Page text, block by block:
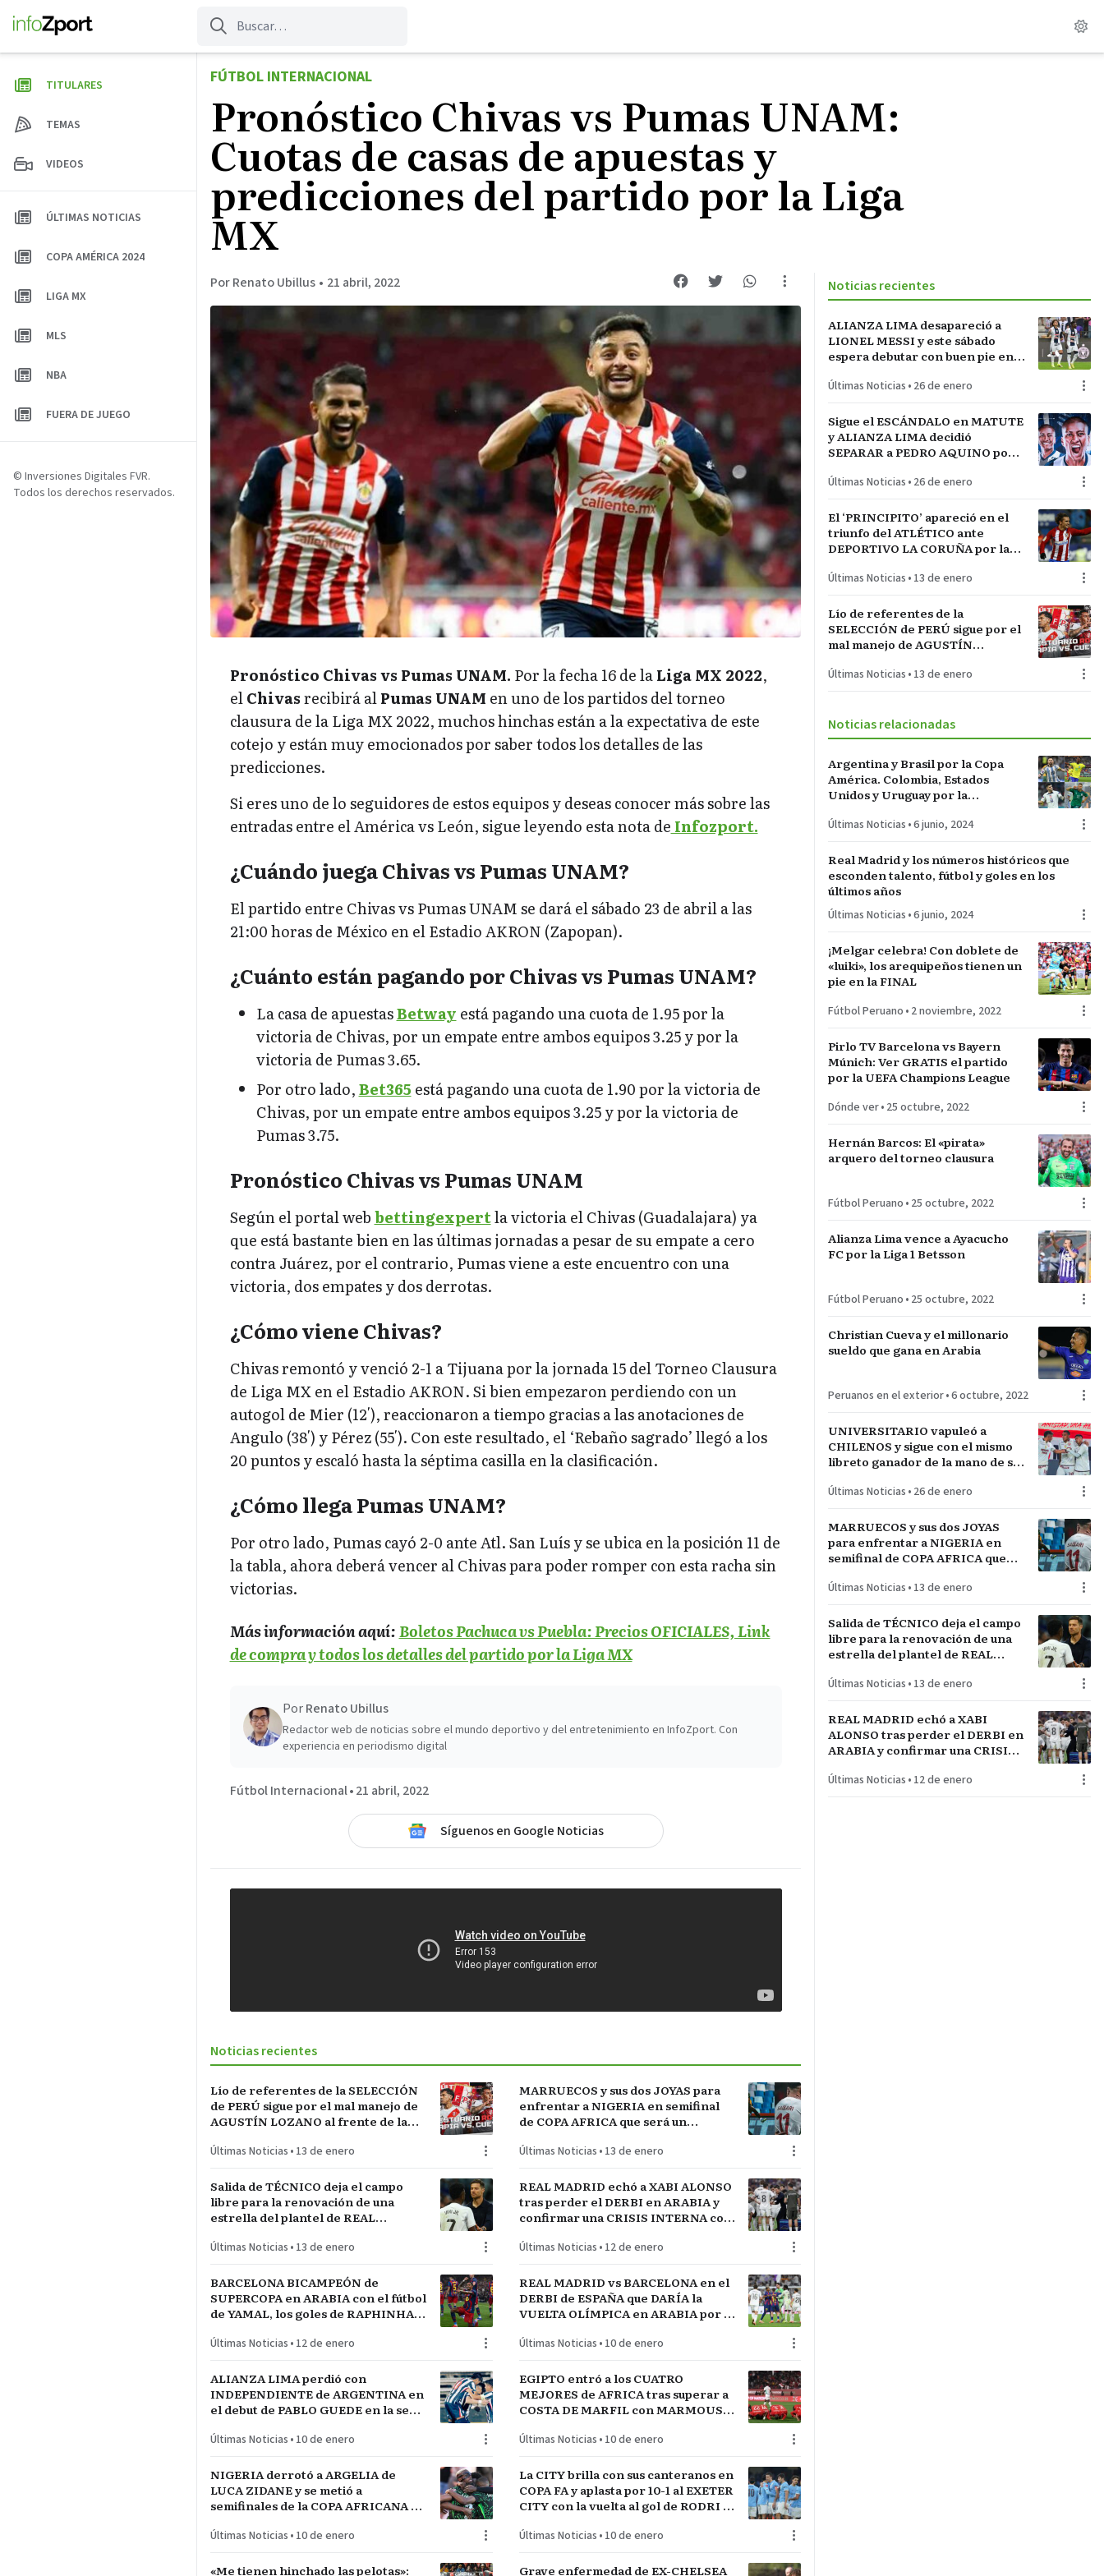
contenido
FÚTBOL INTERNACIONAL
Pronóstico Chivas vs Pumas UNAM:
Cuotas de casas de apuestas y
predicciones del partido por la Liga
MX
Por Renato Ubillus • 21 abril, 2022
Pronóstico Chivas vs Pumas UNAM. Por la fecha 16 de laLiga MX 2022,
elChivasrecibirá alPumas UNAM en uno de los partidos del torneo
clausura de la Liga MX 2022, muchos hinchas están a la expectativa de este
cotejo y están muy emocionados por saber todos los detalles de las
predicciones.
Si eres uno de lo seguidores de estos equipos y deseas conocer más sobre las
entradas entre el América vs León, sigue leyendo esta nota de Infozport.
¿Cuándo juega Chivas vs Pumas UNAM?
El partido entre Chivas vs Pumas UNAM se dará el sábado 23 de abril a las
21:00 horas de México en el Estadio AKRON (Zapopan).
¿Cuánto están pagando por Chivas vs Pumas UNAM?
La casa de apuestasBetway está pagando una cuota de 1.95 por la
victoria de Chivas, por un empate entre ambos equipos 3.25 y por la
victoria de Pumas 3.65.
Por otro lado,Bet365 está pagando una cuota de 1.90 por la victoria de
Chivas, por un empate entre ambos equipos 3.25 y por la victoria de
Pumas 3.75.
Pronóstico Chivas vs Pumas UNAM
Según el portal webbettingexpertla victoria el Chivas (Guadalajara) ya
que está bastante bien en las últimas jornadas a pesar de su empate a cero
contra Juárez, por el contrario, Pumas viene a este encuentro con una
victoria, dos empates y dos derrotas.
¿Cómo viene Chivas?
Chivas remontó y venció 2-1 a Tijuana por la jornada 15 del Torneo Clausura
de Liga MX en el Estadio AKRON. Si bien empezaron perdiendo con un
autogol de Mier (12′), reaccionaron a tiempo gracias a las anotaciones de
Angulo (38′) y Pérez (55′). Con este resultado, el ‘Rebaño sagrado’ llegó a los
20 puntos y escaló hasta la séptima casilla en la clasificación.
¿Cómo llega Pumas UNAM?
Por otro lado, Pumas cayó 2-0 ante Atl. San Luís y se ubica en la posición 11 de
la tabla, ahora deberá vencer al Chivas para poder romper con esta racha sin
victorias.
Más información aquí:Boletos Pachuca vs Puebla: Precios OFICIALES, Link
de compra y todos los detalles del partido por la Liga MX
PorRenato Ubillus
Redactor web de noticias sobre el mundo deportivo y del entretenimiento en InfoZport. Con
experiencia en periodismo digital
Fútbol Internacional•21 abril, 2022
Síguenos en Google Noticias
Noticias recientes
Lío de referentes de la SELECCIÓN
de PERÚ sigue por el mal manejo de
AGUSTÍN LOZANO al frente de la
Últimas Noticias • 13 de enero
MARRUECOS y sus dos JOYAS para
enfrentar a NIGERIA en semifinal
de COPA AFRICA que será un
reservado
Últimas Noticias • 13 de enero
Salida de TÉCNICO deja el campo
libre para la renovación de una
estrella del plantel de REAL
Últimas Noticias • 13 de enero
REAL MADRID echó a XABI ALONSO
tras perder el DERBI en ARABIA y
confirmar una CRISIS INTERNA con
Últimas Noticias • 12 de enero
BARCELONA BICAMPEÓN de
SUPERCOPA en ARABIA con el fútbol
de YAMAL, los goles de RAPHINHA y
Últimas Noticias • 12 de enero
REAL MADRID vs BARCELONA en el
DERBI de ESPAÑA que DARÍA la
VUELTA OLÍMPICA en ARABIA por el
Últimas Noticias • 10 de enero
ALIANZA LIMA perdió con
INDEPENDIENTE de ARGENTINA en
el debut de PABLO GUEDE en la serie
Últimas Noticias • 10 de enero
EGIPTO entró a los CUATRO
MEJORES de AFRICA tras superar a
COSTA DE MARFIL con MARMOUSH
Últimas Noticias • 10 de enero
NIGERIA derrotó a ARGELIA de
LUCA ZIDANE y se metió a
semifinales de la COPA AFRICANA de
Últimas Noticias • 10 de enero
La CITY brilla con sus canteranos en
COPA FA y aplasta por 10-1 al EXETER
CITY con la vuelta al gol de RODRI y
Últimas Noticias • 10 de enero
«Me tienen hinchado las pelotas»: Grave enfermedad de EX-CHELSEA
Noticias recientes
ALIANZA LIMA desapareció a
LIONEL MESSI y este sábado
espera debutar con buen pie en
Últimas Noticias • 26 de enero
Sigue el ESCÁNDALO en MATUTE
y ALIANZA LIMA decidió
SEPARAR a PEDRO AQUINO por
MONTEVIDEO
Últimas Noticias • 26 de enero
El ‘PRINCIPITO’ apareció en el
triunfo del ATLÉTICO ante
DEPORTIVO LA CORUÑA por la
Últimas Noticias • 13 de enero
Lío de referentes de la
SELECCIÓN de PERÚ sigue por el
mal manejo de AGUSTÍN
FEDERACIÓN PERUANA de
Últimas Noticias • 13 de enero
Noticias relacionadas
Argentina y Brasil por la Copa
América. Colombia, Estados
Unidos y Uruguay por la
pelea…
Últimas Noticias •6 junio, 2024
Real Madrid y los números históricos que
esconden talento, fútbol y goles en los
últimos años
Últimas Noticias •6 junio, 2024
¡Melgar celebra! Con doblete de
«luiki», los arequipeños tienen un
pie en la FINAL
Fútbol Peruano • 2 noviembre, 2022
Pirlo TV Barcelona vs Bayern
Múnich: Ver GRATIS el partido
por la UEFA Champions League
Dónde ver• 25 octubre, 2022
Hernán Barcos: El «pirata»
arquero del torneo clausura
Fútbol Peruano • 25 octubre, 2022
Alianza Lima vence a Ayacucho
FC por la Liga 1 Betsson
Fútbol Peruano • 25 octubre, 2022
Christian Cueva y el millonario
sueldo que gana en Arabia
Peruanos en el exterior•6 octubre, 2022
UNIVERSITARIO vapuleó a
CHILENOS y sigue con el mismo
libreto ganador de la mano de su
RABANAL
Últimas Noticias • 26 de enero
MARRUECOS y sus dos JOYAS
para enfrentar a NIGERIA en
semifinal de COPA AFRICA que
pronóstico reservado
Últimas Noticias • 13 de enero
Salida de TÉCNICO deja el campo
libre para la renovación de una
estrella del plantel de REAL
Últimas Noticias • 13 de enero
REAL MADRID echó a XABI
ALONSO tras perder el DERBI en
ARABIA y confirmar una CRISIS
referentes del plantel
Últimas Noticias • 12 de enero
TITULARES
TEMAS
VIDEOS
ÚLTIMAS NOTICIAS
COPA AMÉRICA 2024
LIGA MX
MLS
NBA
FUERA DE JUEGO
© Inversiones Digitales FVR.
Todos los derechos reservados.